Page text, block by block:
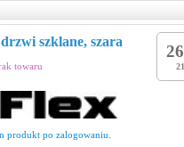
szklane, szara
towaru
produkt po zalogowaniu.